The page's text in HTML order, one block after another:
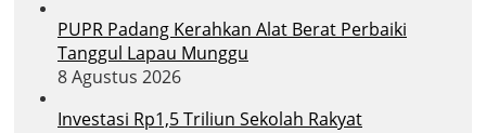
PUPR Padang Kerahkan Alat Berat Perbaiki
Tanggul Lapau Munggu
8 Agustus 2026
Investasi Rp1,5 Triliun Sekolah Rakyat